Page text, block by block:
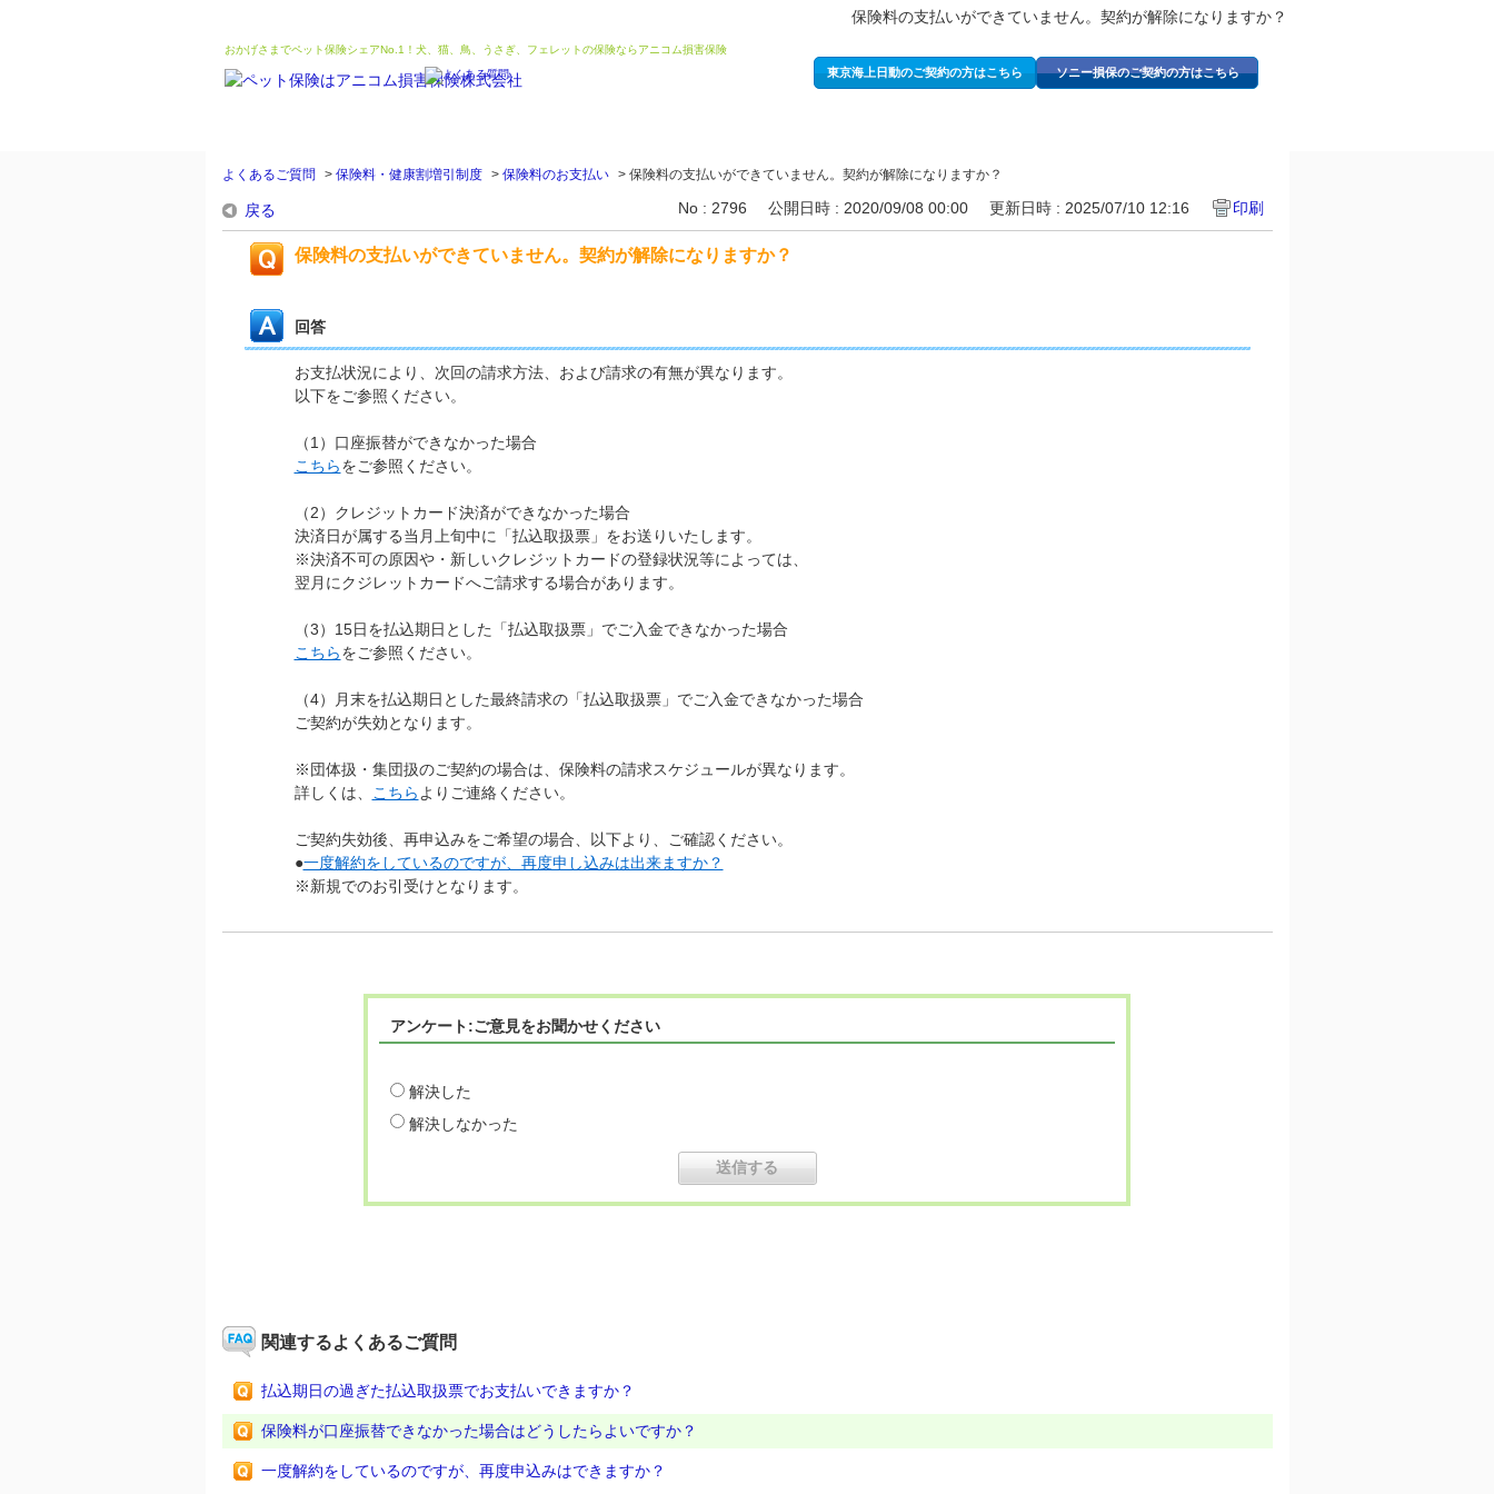
保険料の支払いができていません。契約が解除になりますか？
おかげさまでペット保険シェアNo.1！犬、猫、鳥、うさぎ、フェレットの保険ならアニコム損害保険
東京海上日動のご契約の方はこちら ソニー損保のご契約の方はこちら
よくあるご質問 > 保険料・健康割増引制度 > 保険料のお支払い > 保険料の支払いができていません。契約が解除になりますか？
戻る No : 2796 公開日時 : 2020/09/08 00:00 更新日時 : 2025/07/10 12:16 印刷
保険料の支払いができていません。契約が解除になりますか？
回答
お支払状況により、次回の請求方法、および請求の有無が異なります。
以下をご参照ください。
（1）口座振替ができなかった場合
こちらをご参照ください。
（2）クレジットカード決済ができなかった場合
決済日が属する当月上旬中に「払込取扱票」をお送りいたします。
※決済不可の原因や・新しいクレジットカードの登録状況等によっては、
翌月にクジレットカードへご請求する場合があります。
（3）15日を払込期日とした「払込取扱票」でご入金できなかった場合
こちらをご参照ください。
（4）月末を払込期日とした最終請求の「払込取扱票」でご入金できなかった場合
ご契約が失効となります。
※団体扱・集団扱のご契約の場合は、保険料の請求スケジュールが異なります。
詳しくは、 こちらよりご連絡ください。
ご契約失効後、再申込みをご希望の場合、以下より、ご確認ください。
●一度解約をしているのですが、再度申し込みは出来ますか？
※新規でのお引受けとなります。
アンケート:ご意見をお聞かせください
解決した
解決しなかった
関連するよくあるご質問
払込期日の過ぎた払込取扱票でお支払いできますか？
保険料が口座振替できなかった場合はどうしたらよいですか？
一度解約をしているのですが、再度申込みはできますか？